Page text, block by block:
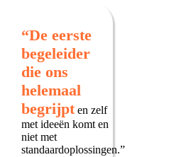
“De eerste
begeleider
die ons
helemaal
begrijpten zelf
met ideeën komt en
niet met
standaardoplossingen.”